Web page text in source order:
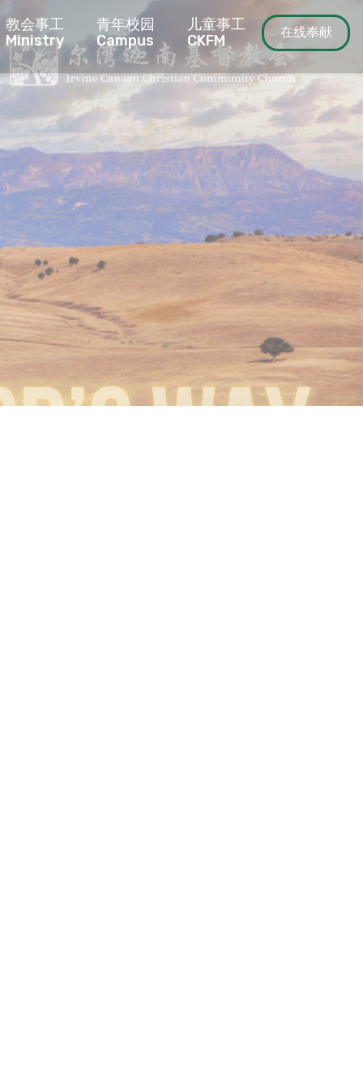
教会事工
Ministry
青年校园
Campus
儿童事工
CKFM
在线奉献